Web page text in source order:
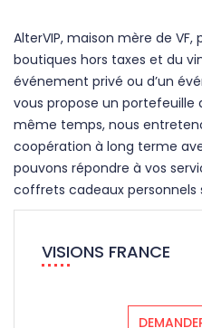
AlterVIP, maison mère de
boutiques hors taxes et du
événement privé ou d’un
vous propose un portefeuille
même temps, nous
coopération à long terme
pouvons répondre à vos
coffrets cadeaux personnels
VISIONS FRANCE